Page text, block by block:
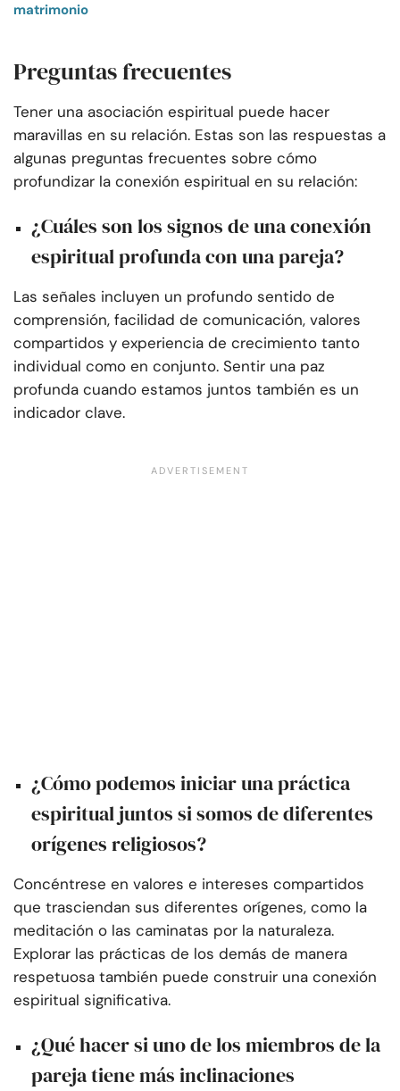
matrimonio
Preguntas frecuentes
Tener una asociación espiritual puede hacer
maravillas en su relación. Estas son las respuestas a
algunas preguntas frecuentes sobre cómo
profundizar la conexión espiritual en su relación:
¿Cuáles son los signos de una conexión
espiritual profunda con una pareja?
Las señales incluyen un profundo sentido de
comprensión, facilidad de comunicación, valores
compartidos y experiencia de crecimiento tanto
individual como en conjunto. Sentir una paz
profunda cuando estamos juntos también es un
indicador clave.
¿Cómo podemos iniciar una práctica
espiritual juntos si somos de diferentes
orígenes religiosos?
Concéntrese en valores e intereses compartidos
que trasciendan sus diferentes orígenes, como la
meditación o las caminatas por la naturaleza.
Explorar las prácticas de los demás de manera
respetuosa también puede construir una conexión
espiritual significativa.
¿Qué hacer si uno de los miembros de la
pareja tiene más inclinaciones